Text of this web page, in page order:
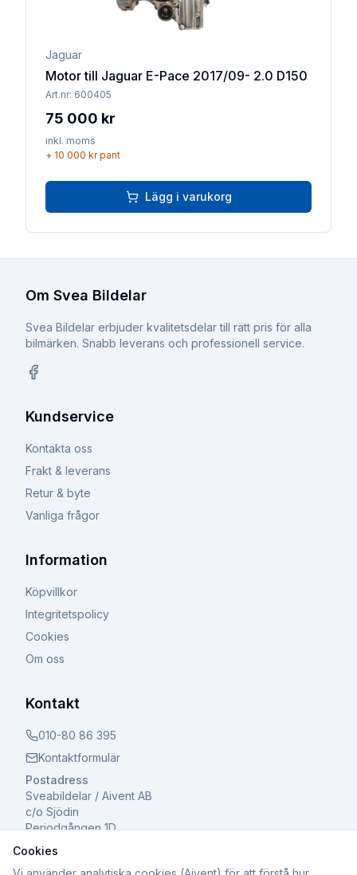
Jaguar
Motor till Jaguar E-Pace 2017/09- 2.0 D150
Art.nr: 600405
75 000 kr
inkl. moms
+ 10 000 krpant
Lägg i varukorg
Om Svea Bildelar
Svea Bildelar erbjuder kvalitetsdelar till rätt pris för alla
bilmärken. Snabb leverans och professionell service.
Kundservice
Kontakta oss
Frakt & leverans
Retur & byte
Vanliga frågor
Information
Köpvillkor
Integritetspolicy
Cookies
Om oss
Kontakt
010-80 86 395
Kontaktformulär
Postadress
Sveabildelar / Aivent AB
c/o Sjödin
Periodgången 1D
611 37 Nyköping
Cookies